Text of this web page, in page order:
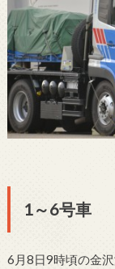
1～6号車
6月8日9時頃の金沢